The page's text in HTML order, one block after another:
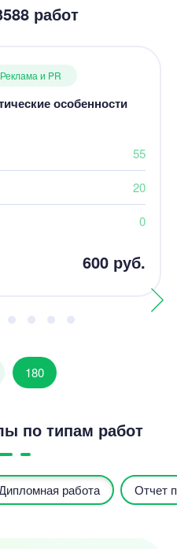
работ
Реклама и PR
особенности
55
20
0
600 руб.
180
по типам работ
работа Отчет